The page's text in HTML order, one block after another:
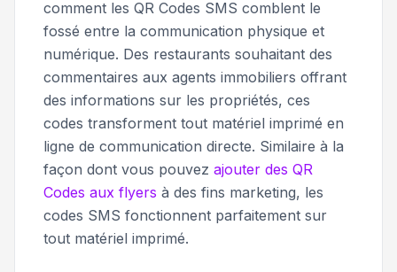
comment les QR Codes SMS comblent le
fossé entre la communication physique et
numérique. Des restaurants souhaitant des
commentaires aux agents immobiliers offrant
des informations sur les propriétés, ces
codes transforment tout matériel imprimé en
ligne de communication directe. Similaire à la
façon dont vous pouvez ajouter des QR
Codes aux flyers à des fins marketing, les
codes SMS fonctionnent parfaitement sur
tout matériel imprimé.